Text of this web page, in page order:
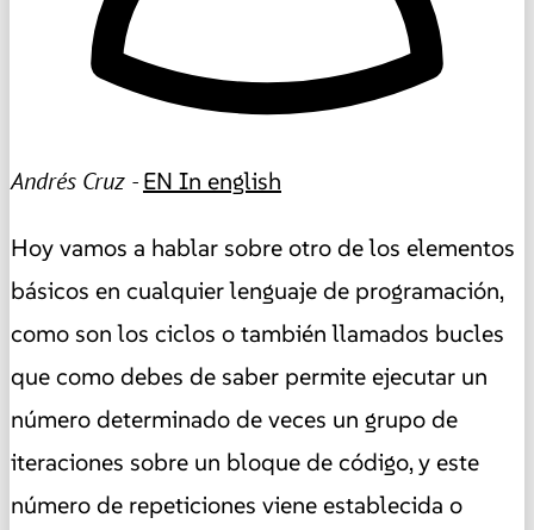
Andrés Cruz -EN In english
Hoy vamos a hablar sobre otro de los elementos
básicos en cualquier lenguaje de programación,
como son los ciclos o también llamados bucles
que como debes de saber permite ejecutar un
número determinado de veces un grupo de
iteraciones sobre un bloque de código, y este
número de repeticiones viene establecida o